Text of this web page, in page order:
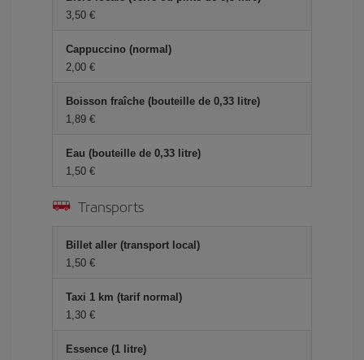
3,50 €
Cappuccino (normal)
2,00 €
Boisson fraîche (bouteille de 0,33 litre)
1,89 €
Eau (bouteille de 0,33 litre)
1,50 €
Transports
Billet aller (transport local)
1,50 €
Taxi 1 km (tarif normal)
1,30 €
Essence (1 litre)